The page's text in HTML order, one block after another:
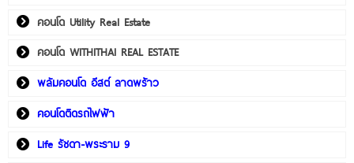
คอนโด Utility Real Estate
คอนโด WITHITHAI REAL ESTATE
พลัมคอนโด อีสต์ ลาดพร้าว
คอนโดติดรถไฟฟ้า
Life รัชดา-พระราม 9